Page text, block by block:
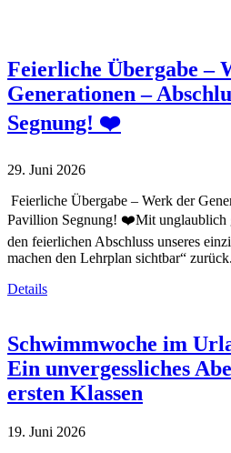
Feierliche Übergabe –
Generationen –
Segnung! ❤️
29. Juni 2026
Feierliche Übergabe – Werk der
Pavillion Segnung! ❤️Mit unglaublich
den feierlichen Abschluss unseres
machen den Lehrplan sichtbar“
Details
Schwimmwoche im
Ein unvergessliches
ersten Klassen
19. Juni 2026